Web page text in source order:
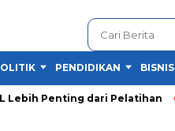
PENDIDIKAN BISNIS
Penting dari Pelatihan